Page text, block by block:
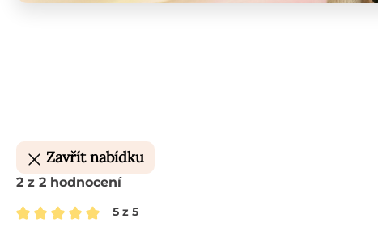
Zavřít nabídku
2 z 2 hodnocení
5 z 5